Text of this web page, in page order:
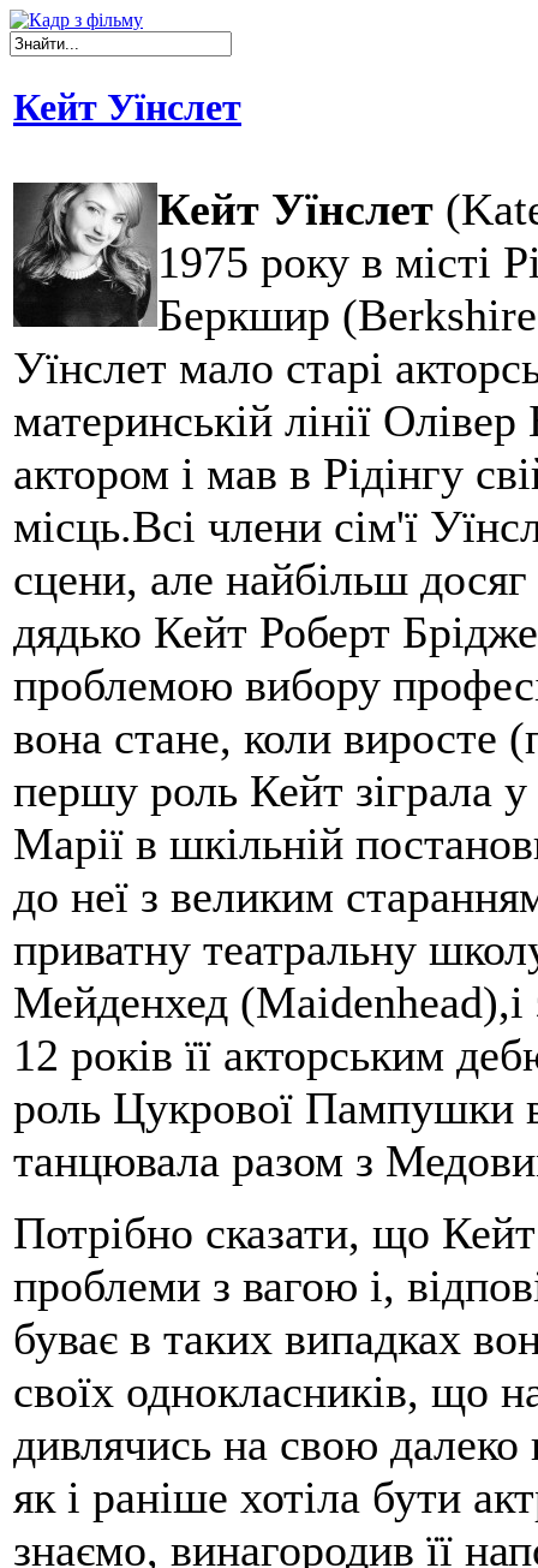
Кейт Уїнслет
Кейт Уїнслет
1975 року в місті
Беркшир
Уїнслет мало старі
материнській лінії
актором і мав в Рідінгу
місць.Всі члени сім'ї
сцени, але найбільш
дядько Кейт Роберт
проблемою вибору
вона стане, коли виросте
першу роль Кейт зіграла
Марії в шкільній
до неї з великим
приватну театральну
Мейденхед (Maidenhead),і
12 років її акторським
роль Цукрової Пампушки в
танцювала разом з
Потрібно сказати, що Кейт
проблеми з вагою і,
буває в таких випадках
своїх однокласників, що
дивлячись на свою
як і раніше хотіла бути
знаємо, винагородив її